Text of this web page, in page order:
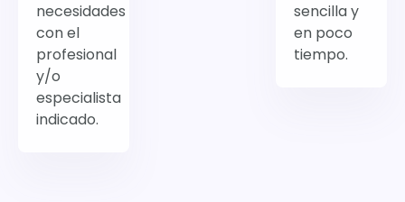
necesidades
con el
profesional
y/o
especialista
indicado.
sencilla y
en poco
tiempo.